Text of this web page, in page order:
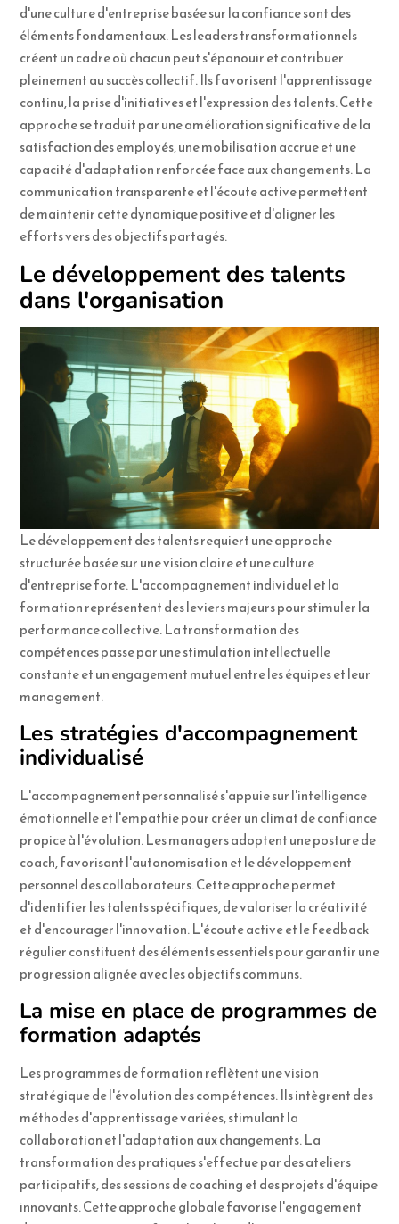
d'une culture d'entreprise basée sur la confiance sont des
éléments fondamentaux. Les leaders transformationnels
créent un cadre où chacun peut s'épanouir et contribuer
pleinement au succès collectif. Ils favorisent l'apprentissage
continu, la prise d'initiatives et l'expression des talents. Cette
approche se traduit par une amélioration significative de la
satisfaction des employés, une mobilisation accrue et une
capacité d'adaptation renforcée face aux changements. La
communication transparente et l'écoute active permettent
de maintenir cette dynamique positive et d'aligner les
efforts vers des objectifs partagés.
Le développement des talents
dans l'organisation
Le développement des talents requiert une approche
structurée basée sur une vision claire et une culture
d'entreprise forte. L'accompagnement individuel et la
formation représentent des leviers majeurs pour stimuler la
performance collective. La transformation des
compétences passe par une stimulation intellectuelle
constante et un engagement mutuel entre les équipes et leur
management.
Les stratégies d'accompagnement
individualisé
L'accompagnement personnalisé s'appuie sur l'intelligence
émotionnelle et l'empathie pour créer un climat de confiance
propice à l'évolution. Les managers adoptent une posture de
coach, favorisant l'autonomisation et le développement
personnel des collaborateurs. Cette approche permet
d'identifier les talents spécifiques, de valoriser la créativité
et d'encourager l'innovation. L'écoute active et le feedback
régulier constituent des éléments essentiels pour garantir une
progression alignée avec les objectifs communs.
La mise en place de programmes de
formation adaptés
Les programmes de formation reflètent une vision
stratégique de l'évolution des compétences. Ils intègrent des
méthodes d'apprentissage variées, stimulant la
collaboration et l'adaptation aux changements. La
transformation des pratiques s'effectue par des ateliers
participatifs, des sessions de coaching et des projets d'équipe
innovants. Cette approche globale favorise l'engagement